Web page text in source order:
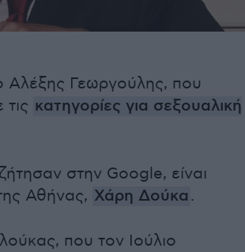
Αλέξης Γεωργούλης, που
κατηγορίες για σεξουαλική
στην Google, είναι
Αθήνας, Χάρη Δούκα .
που τον Ιούλιο